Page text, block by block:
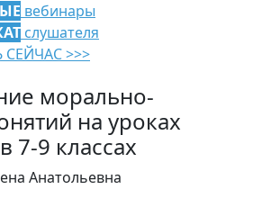
вебинары
слушателя
>>>
морально-
на уроках
7-9 классах
Анатольевна